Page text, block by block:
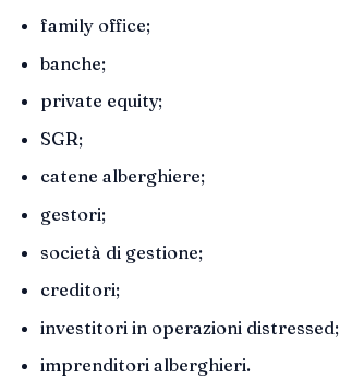
family office;
banche;
private equity;
SGR;
catene alberghiere;
gestori;
società di gestione;
creditori;
investitori in operazioni distressed;
imprenditori alberghieri.